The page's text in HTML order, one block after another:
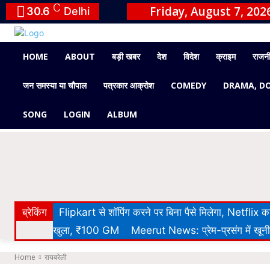
30.6 C Delhi Friday, August 7,
HOME ABOUT बड़ी खबर देश विदेश क्राइम
जन समस्या या चौपाल पत्रकार आक्रोश COMEDY DRAMA,
SONG LOGIN ALBUM
ब्रेकिंग Flipkart से शॉपिंग करने पर बिना पैसे मिलेगा, Netflix
खुला, ₹100 GM
Meerut News: प्रेम-प्रसंग में
Home रायबरेली